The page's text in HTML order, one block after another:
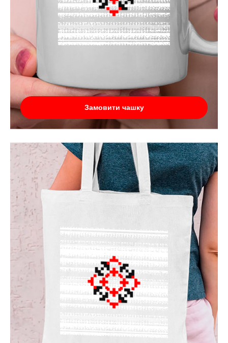
Замовити чашку